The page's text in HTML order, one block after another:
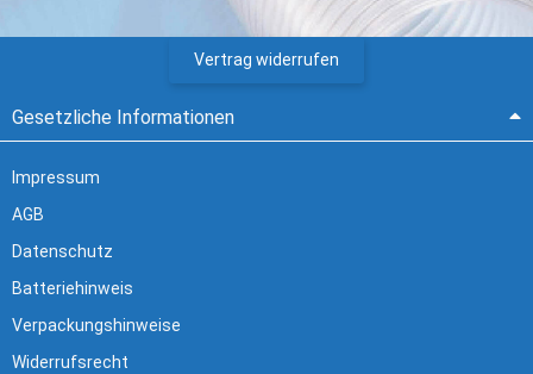
Vertrag widerrufen
Gesetzliche Informationen
Impressum
AGB
Datenschutz
Batteriehinweis
Verpackungshinweise
Widerrufsrecht